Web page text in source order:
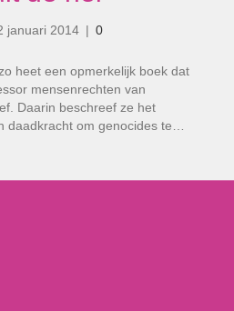
januari 2014 | 0
heet een opmerkelijk boek dat
mensenrechten van
Daarin beschreef ze het
daadkracht om genocides te…